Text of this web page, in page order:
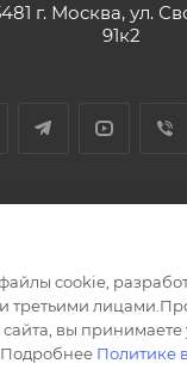
г. Москва, ул.
91к2
сайта
cookie,
третьими
вы принимаете
Подробнее Политике